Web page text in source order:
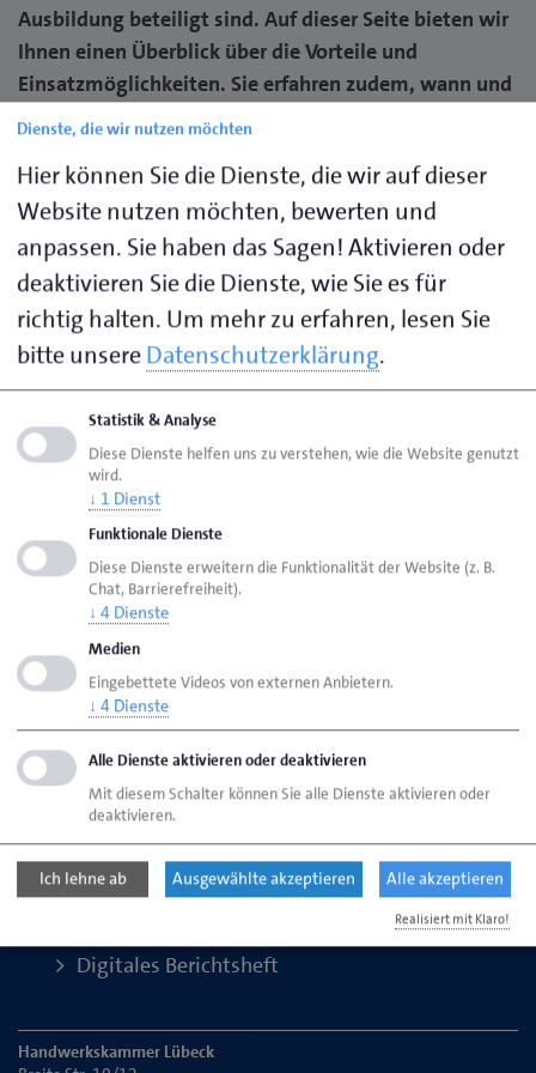
Ausbildung beteiligt sind. Auf dieser Seite bieten wir
Ihnen einen Überblick über die Vorteile und
Einsatzmöglichkeiten. Sie erfahren zudem, wann und
wie Sie das digitale Berichtsheft am besten
Unsere Beratungsangebote
Vorteile auf einen Blick
Einstiegstermin und Start
Anschaffung: Worauf ist zu achten?
Anbieter und Kosten
Ansprechpartner
Seite empfehlen
Seite drucken
aktualisiert am 10. Juli 2026
HWK Lübeck
Ausbildung
Digitales Berichtsheft
Handwerkskammer Lübeck
Dienste, die wir nutzen möchten
Hier können Sie die Dienste, die wir auf dieser
Website nutzen möchten, bewerten und
anpassen. Sie haben das Sagen! Aktivieren oder
deaktivieren Sie die Dienste, wie Sie es für
richtig halten. Um mehr zu erfahren, lesen Sie
bitte unsereDatenschutzerklärung.
Statistik & Analyse
Diese Dienste helfen uns zu verstehen, wie die Website genutzt
wird.
↓ 1 Dienst
Funktionale Dienste
Diese Dienste erweitern die Funktionalität der Website (z. B.
Chat, Barrierefreiheit).
↓ 4 Dienste
Medien
Eingebettete Videos von externen Anbietern.
↓ 4 Dienste
Alle Dienste aktivieren oder deaktivieren
Mit diesem Schalter können Sie alle Dienste aktivieren oder
deaktivieren.
Ich lehne ab Ausgewählte akzeptieren Alle akzeptieren
Realisiert mit Klaro!